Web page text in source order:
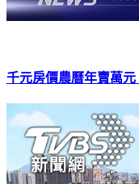
千元房價農曆年賣萬